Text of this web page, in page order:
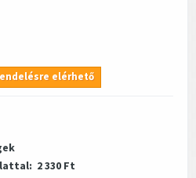
elérhető
2 330 Ft